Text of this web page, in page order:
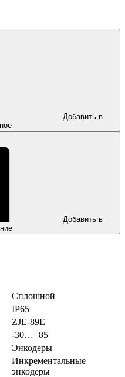
Добавить в
Добавить в
Сплошной
IP65
ZJE-89E
-30…+85
Энкодеры
Инкрементальные
энкодеры